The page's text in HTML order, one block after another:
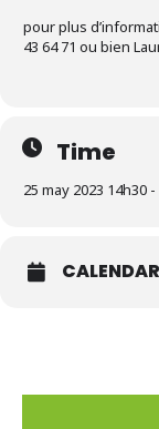
pour plus
43 64 71 ou bien
Time
25 may 2023 14h30
CALENDAR